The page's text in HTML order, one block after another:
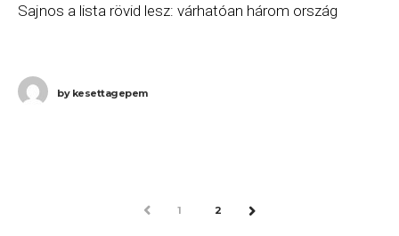
Sajnos a lista rövid lesz: várhatóan három ország
bykesettagepem
PREV1 2 NEXT